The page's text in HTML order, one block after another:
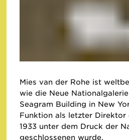
Mies van der Rohe ist
wie die Neue
Seagram Building in New
Funktion als letzter Direktor
1933 unter dem Druck der
geschlossenen wurde.